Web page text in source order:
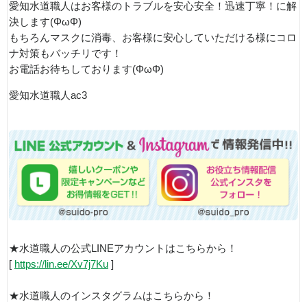
愛知水道職人はお客様のトラブルを安心安全！迅速丁寧！に解
決します(ΦωΦ)
もちろんマスクに消毒、お客様に安心していただける様にコロ
ナ対策もバッチリです！
お電話お待ちしております(ΦωΦ)
愛知水道職人ac3
★水道職人の公式LINEアカウントはこちらから！
[ https://lin.ee/Xv7j7Ku ]
★水道職人のインスタグラムはこちらから！